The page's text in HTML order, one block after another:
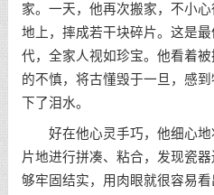
家。一天，他再次搬家，不小
地上，摔成若干块碎片。这是
代，全家人视如珍宝。他看着
的不慎，将古懂毁于一旦，感
下了泪水。
好在他心灵手巧，他细心地
片地进行拼凑、粘合，发现瓷
够牢固结实，用肉眼就很容易